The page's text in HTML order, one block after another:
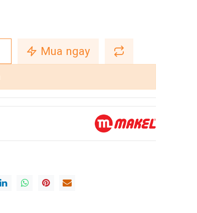
Mua ngay